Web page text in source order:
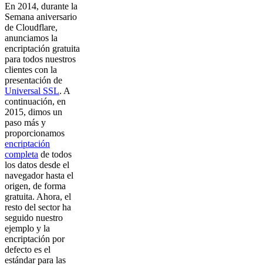
En 2014, durante la
Semana aniversario
de Cloudflare,
anunciamos la
encriptación gratuita
para todos nuestros
clientes con la
presentación de
Universal SSL. A
continuación, en
2015, dimos un
paso más y
proporcionamos
encriptación
completa de todos
los datos desde el
navegador hasta el
origen, de forma
gratuita. Ahora, el
resto del sector ha
seguido nuestro
ejemplo y la
encriptación por
defecto es el
estándar para las